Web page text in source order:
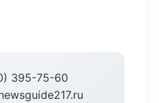
395-75-60